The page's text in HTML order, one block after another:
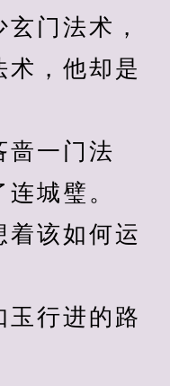
门法术，
术，他却是
一门法
城璧。
该如何运
行进的路